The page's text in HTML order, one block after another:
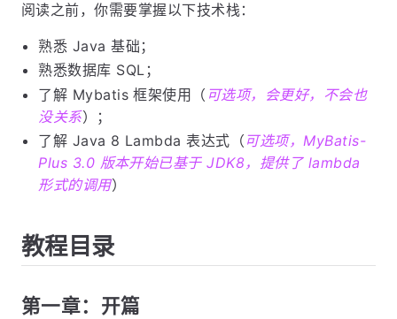
阅读之前，你需要掌握以下技术栈：
熟悉 Java 基础；
熟悉数据库 SQL；
了解 Mybatis 框架使用（ 可选项，会更好，不会也
没关系）；
了解 Java 8 Lambda 表达式（ 可选项，MyBatis-
Plus 3.0 版本开始已基于 JDK8，提供了 lambda
形式的调用）
教程目录
第一章：开篇